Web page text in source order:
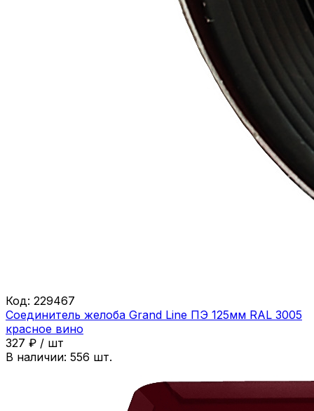
Код: 229467
Соединитель желоба Grand Line ПЭ 125мм RAL 3005
красное вино
327 ₽ / шт
В наличии: 556 шт.